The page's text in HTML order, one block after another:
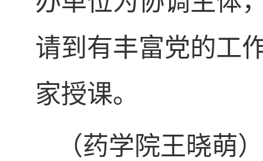
请到有丰富党的工
家授课。
（药学院王晓萌